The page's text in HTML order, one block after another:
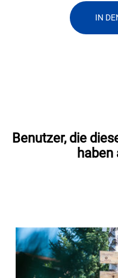
IN
Benutzer, die